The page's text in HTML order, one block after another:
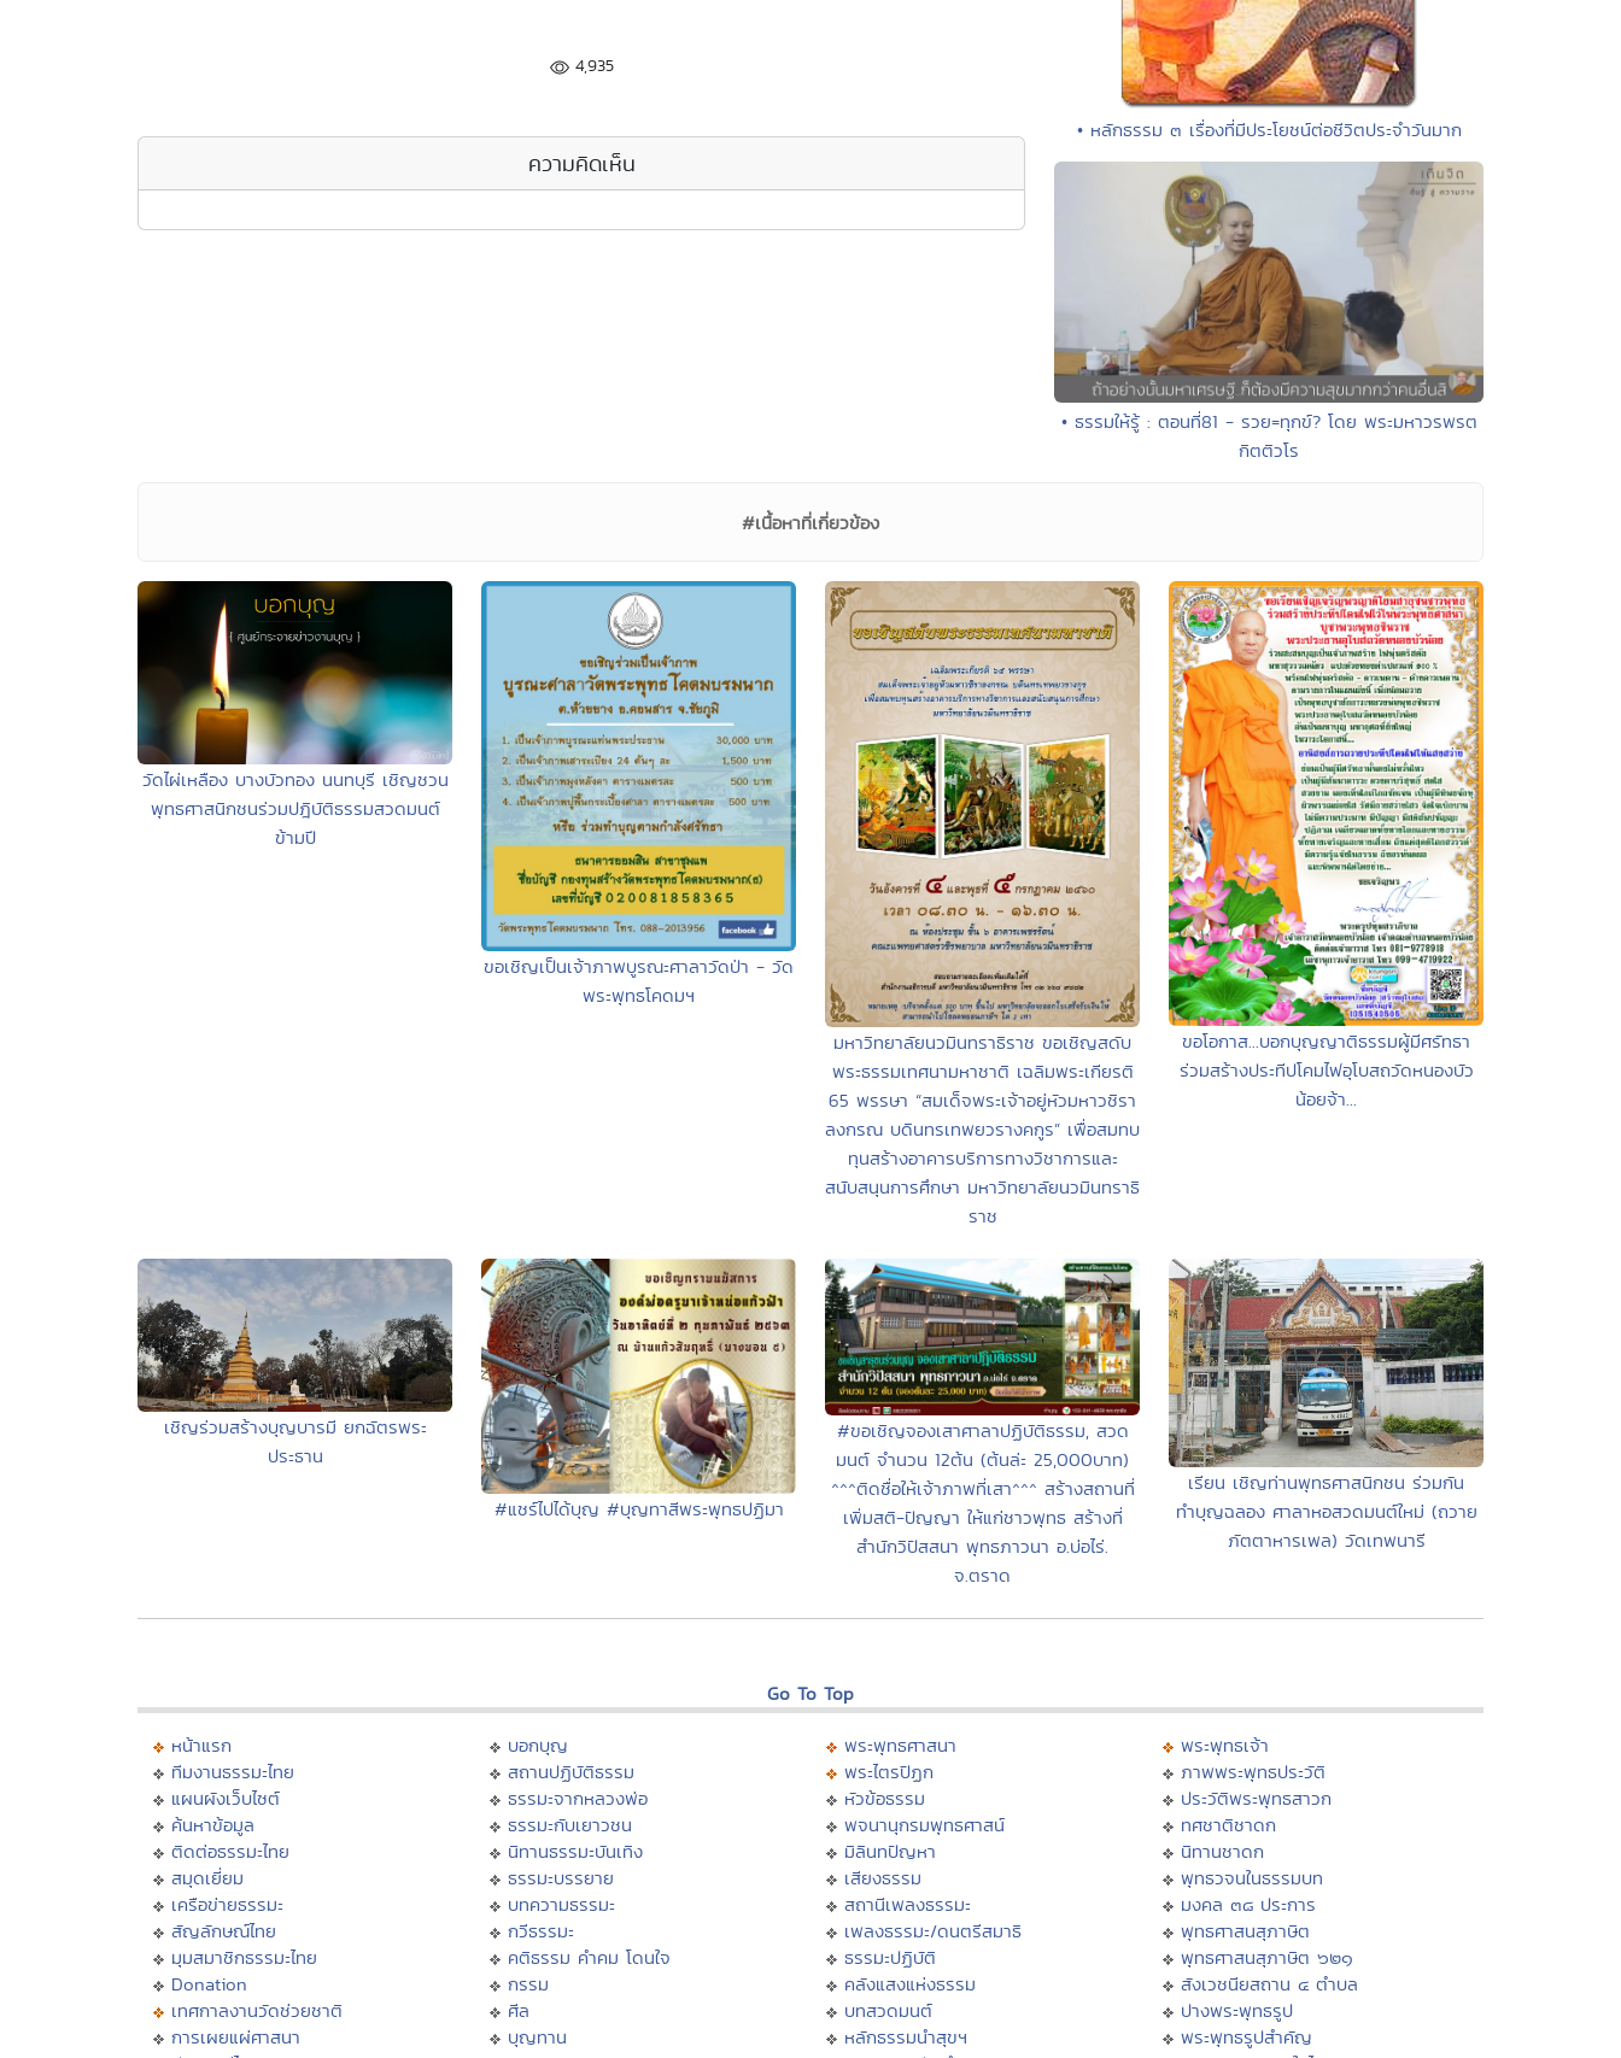
4,935
ความคิดเห็น
• หลักธรรม ๓ เรื่องที่มีประโยชน์ต่อชีวิตประจำวันมาก
• ธรรมให้รู้ : ตอนที่81 - รวย=ทุกข์? โดย พระมหาวรพรต
กิตติวโร
#เนื้อหาที่เกี่ยวข้อง
วัดไผ่เหลือง บางบัวทอง นนทบุรี เชิญชวน
พุทธศาสนิกชนร่วมปฎิบัติธรรมสวดมนต์
ข้ามปี
ขอเชิญเป็นเจ้าภาพบูรณะศาลาวัดป่า - วัด
พระพุทธโคดมฯ
มหาวิทยาลัยนวมินทราธิราช ขอเชิญสดับ
พระธรรมเทศนามหาชาติ เฉลิมพระเกียรติ
65 พรรษา “สมเด็จพระเจ้าอยู่หัวมหาวชิรา
ลงกรณ บดินทรเทพยวรางคกูร” เพื่อสมทบ
ทุนสร้างอาคารบริการทางวิชาการและ
สนับสนุนการศึกษา มหาวิทยาลัยนวมินทราธิ
ราช
ขอโอกาส...บอกบุญญาติธรรมผู้มีศรัทธา
ร่วมสร้างประทีปโคมไฟอุโบสถวัดหนองบัว
น้อยจ้า...
เชิญร่วมสร้างบุญบารมี ยกฉัตรพระ
ประธาน
#แชร์ไปได้บุญ #บุญทาสีพระพุทธปฏิมา
#ขอเชิญจองเสาศาลาปฏิบัติธรรม, สวด
มนต์ จำนวน 12ต้น (ต้นล่ะ 25,000บาท)
^^^ติดชื่อให้เจ้าภาพที่เสา^^^ สร้างสถานที่
เพิ่มสติ-ปัญญา ให้แก่ชาวพุทธ สร้างที่
สำนักวิปัสสนา พุทธภาวนา อ.บ่อไร่.
จ.ตราด
เรียน เชิญท่านพุทธศาสนิกชน ร่วมกัน
ทำบุญฉลอง ศาลาหอสวดมนต์ใหม่ (ถวาย
ภัตตาหารเพล) วัดเทพนารี
Go To Top
หน้าแรก
ทีมงานธรรมะไทย
แผนผังเว็บไซต์
ค้นหาข้อมูล
ติดต่อธรรมะไทย
สมุดเยี่ยม
เครือข่ายธรรมะ
สัญลักษณ์ไทย
มุมสมาชิกธรรมะไทย
Donation
เทศกาลงานวัดช่วยชาติ
การเผยแผ่ศาสนา
บอกบุญ
สถานปฏิบัติธรรม
ธรรมะจากหลวงพ่อ
ธรรมะกับเยาวชน
นิทานธรรมะบันเทิง
ธรรมะบรรยาย
บทความธรรมะ
กวีธรรมะ
คติธรรม คำคม โดนใจ
กรรม
ศีล
บุญทาน
พระพุทธศาสนา
พระไตรปิฏก
หัวข้อธรรม
พจนานุกรมพุทธศาสน์
มิลินทปัญหา
เสียงธรรม
สถานีเพลงธรรมะ
เพลงธรรมะ/ดนตรีสมาธิ
ธรรมะปฏิบัติ
คลังแสงแห่งธรรม
บทสวดมนต์
หลักธรรมนำสุขฯ
พระพุทธเจ้า
ภาพพระพุทธประวัติ
ประวัติพระพุทธสาวก
ทศชาติชาดก
นิทานชาดก
พุทธวจนในธรรมบท
มงคล ๓๘ ประการ
พุทธศาสนสุภาษิต
พุทธศาสนสุภาษิต ๖๒๑
สังเวชนียสถาน ๔ ตำบล
ปางพระพุทธรูป
พระพุทธรูปสำคัญ